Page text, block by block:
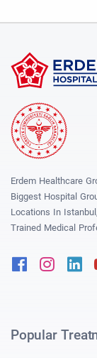
Erdem Healthcare
Biggest Hospital
Locations In
Trained Medical
Facebook
Popular